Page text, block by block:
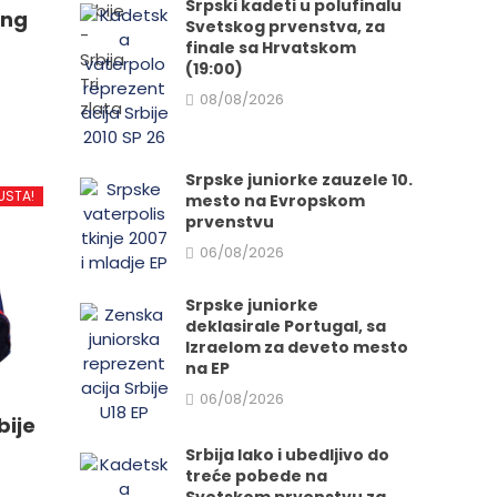
Srpski kadeti u polufinalu
Svetskog prvenstva, za
finale sa Hrvatskom
(19:00)
08/08/2026
Srpske juniorke zauzele 10.
mesto na Evropskom
prvenstvu
06/08/2026
Srpske juniorke
deklasirale Portugal, sa
Izraelom za deveto mesto
na EP
06/08/2026
Srbija lako i ubedljivo do
treće pobede na